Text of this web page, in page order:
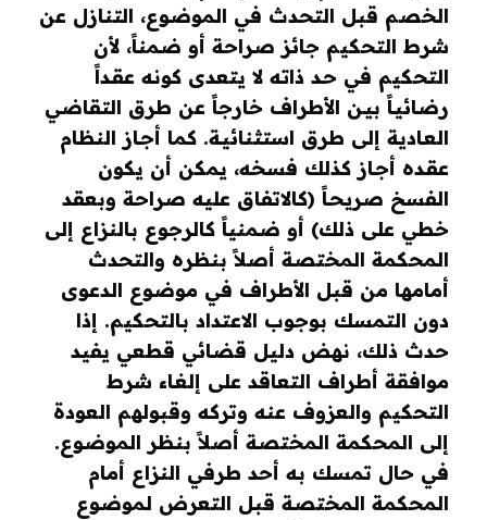
الخصم قبل التحدث في الموضوع، التنازل عن
شرط التحكيم جائز صراحة أو ضمناً، لأن
التحكيم في حـد ذاته لا يتعدى كونه عقـداً
رضائيـاً بيـن الأطراف خارجاً عن طرق التقاضي
العـادية إلى طرق استثنائيـة. كما أجـاز النظام
عقـده أجـاز كذلك فسخه، يمكن أن يكون
الفسخ صريحـاً (كالاتفاق عليه صراحة وبعقد
خطي على ذلك) أو ضمنياً كالرجوع بالنزاع إلى
المحكمة المختصة أصلاً بنظره والتحدث
أمامها من قبل الأطراف في موضوع الدعوى
دون التمسك بوجوب الاعتداد بالتحكيم. إذا
حدث ذلك، نهض دليل قضائي قطعي يفيد
موافقة أطراف التعاقد على إلغـاء شرط
التحكيم والعزوف عنه وتركه وقبولهم العودة
إلى المحكمة المختصة أصلاً بنظر الموضوع.
في حال تمسك به أحد طرفي النزاع أمام
المحكمة المختصة قبل التعرض لموضوع